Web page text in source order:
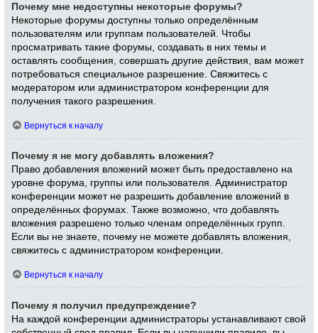
Почему мне недоступны некоторые форумы?
Некоторые форумы доступны только определённым
пользователям или группам пользователей. Чтобы
просматривать такие форумы, создавать в них темы и
оставлять сообщения, совершать другие действия, вам может
потребоваться специальное разрешение. Свяжитесь с
модератором или администратором конференции для
получения такого разрешения.
Вернуться к началу
Почему я не могу добавлять вложения?
Право добавления вложений может быть предоставлено на
уровне форума, группы или пользователя. Администратор
конференции может не разрешить добавление вложений в
определённых форумах. Также возможно, что добавлять
вложения разрешено только членам определённых групп.
Если вы не знаете, почему не можете добавлять вложения,
свяжитесь с администратором конференции.
Вернуться к началу
Почему я получил предупреждение?
На каждой конференции администраторы устанавливают свой